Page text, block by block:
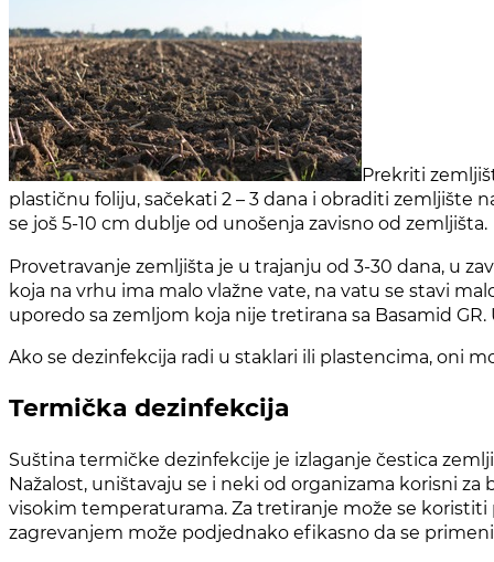
Prekriti
plastičnu foliju, sačekati 2 – 3 dana i obraditi zemljište
se još 5-10 cm dublje od unošenja zavisno od zemljišta.
Provetravanje zemljišta je u trajanju od 3-30 dana, u
koja na vrhu ima malo vlažne vate, na vatu se stavi
uporedo sa zemljom koja nije tretirana sa Basamid
Ako se dezinfekcija radi u staklari ili plastencima, oni
Termička dezinfekcija
Suština termičke dezinfekcije je izlaganje čestica
Nažalost, uništavaju se i neki od organizama korisni
visokim temperaturama. Za tretiranje može se
zagrevanjem može podjednako efikasno da se